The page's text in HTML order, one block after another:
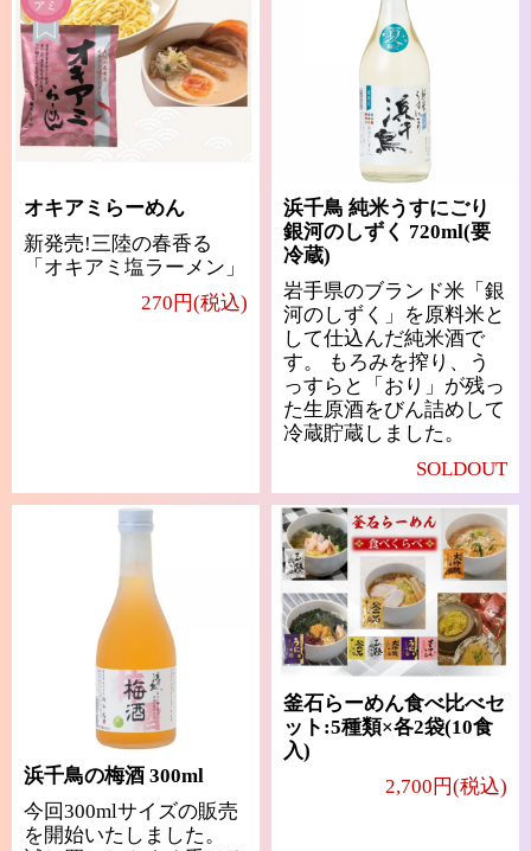
オキアミらーめん
新発売!三陸の春香る
「オキアミ塩ラーメン」
270円(税込)
浜千鳥 純米うすにごり
銀河のしずく 720ml(要
冷蔵)
岩手県のブランド米「銀
河のしずく」を原料米と
して仕込んだ純米酒で
す。 もろみを搾り、う
っすらと「おり」が残っ
た生原酒をびん詰めして
冷蔵貯蔵しました。
SOLDOUT
浜千鳥の梅酒 300ml
今回300mlサイズの販売
を開始いたしました。
釜石らーめん食べ比べセ
ット:5種類×各2袋(10食
入)
2,700円(税込)